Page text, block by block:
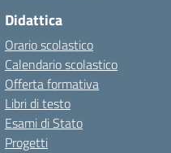
Didattica
Orario scolastico
Calendario scolastico
Offerta formativa
Libri di testo
Esami di Stato
Progetti